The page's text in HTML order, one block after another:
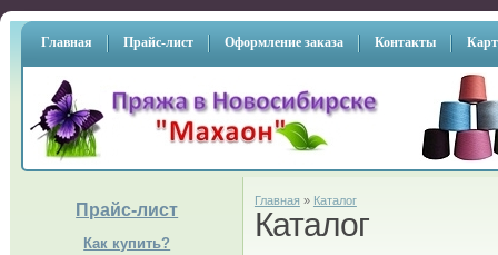
Главная Прайс-лист Оформление заказа Контакты
Прайс-лист
Как купить?
Главная » Каталог
Каталог